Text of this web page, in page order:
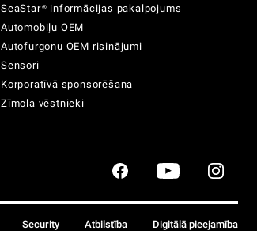
SeaStar® informācijas pakalpojums
Automobiļu OEM
Autofurgonu OEM risinājumi
Sensori
Korporatīvā sponsorēšana
Zīmola vēstnieki
Security Atbilstība Digitālā pieejamība